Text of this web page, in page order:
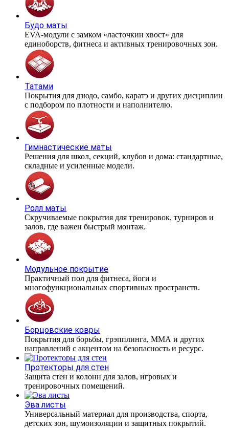
Будо маты
EVA-модули с замком «ласточкин хвост» для
единоборств, фитнеса и активных тренировочных зон.
Татами
Покрытия для дзюдо, самбо, каратэ и других дисциплин
с подбором по плотности и наполнителю.
Гимнастические маты
Решения для школ, секций, клубов и дома: стандартные,
складные и усиленные модели.
Ролл маты
Скручиваемые покрытия для тренировок, турниров и
залов, где важен быстрый монтаж.
Модульное покрытие
Практичный пол для фитнеса, йоги и
многофункциональных спортивных пространств.
Борцовские ковры
Покрытия для борьбы, грэпплинга, ММА и других
направлений с акцентом на безопасность и ресурс.
Протекторы для стен
Защита стен и колонн для залов, игровых и
тренировочных помещений.
Эва листы
Универсальный материал для производства, спорта,
детских зон, шумоизоляции и защитных покрытий.